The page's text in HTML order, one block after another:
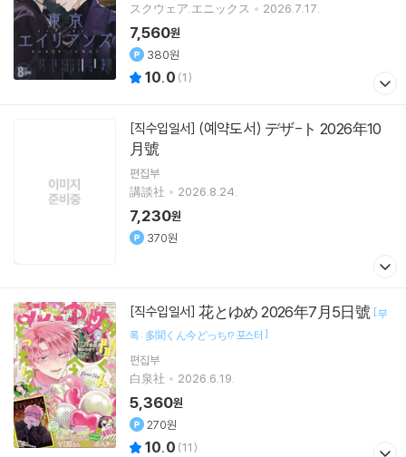
スクウェア.エニックス
2026.7.17.
7,560원
380원
10.0 (1)
[직수입일서]
月號
편집부
講談社
2026.8.24.
7,230원
370원
[직수입일서] 花とゆめ 2026年7月5日號 [부
록 : 多聞くん今どっち!? 포스터 ]
편집부
白泉社
2026.6.19.
5,360원
270원
10.0 (11)